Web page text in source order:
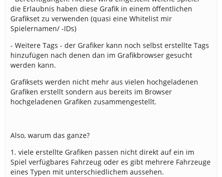
die Erlaubnis haben diese Grafik in einem öffentlichen
Grafikset zu verwenden (quasi eine Whitelist mir
Spielernamen/ -IDs)
- Weitere Tags - der Grafiker kann noch selbst erstellte Tags
hinzufügen nach denen dan im Grafikbrowser gesucht
werden kann.
Grafiksets werden nicht mehr aus vielen hochgeladenen
Grafiken erstellt sondern aus bereits im Browser
hochgeladenen Grafiken zusammengestellt.
Also, warum das ganze?
1. viele erstellte Grafiken passen nicht direkt auf ein im
Spiel verfügbares Fahrzeug oder es gibt mehrere Fahrzeuge
eines Typen mit unterschiedlichem aussehen.